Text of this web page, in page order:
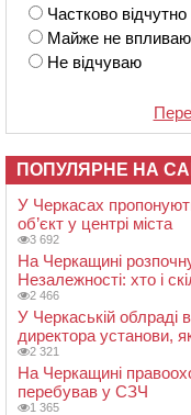
Частково відчутно
Майже не
Не відчуваю
ПОПУЛЯРНЕ НА
У Черкасах
об’єкт у центрі міста
3 692
На Черкащині
Незалежності: хто і
2 466
У Черкаській облраді
директора установи,
2 321
На Черкащині
перебував у СЗЧ
1 365